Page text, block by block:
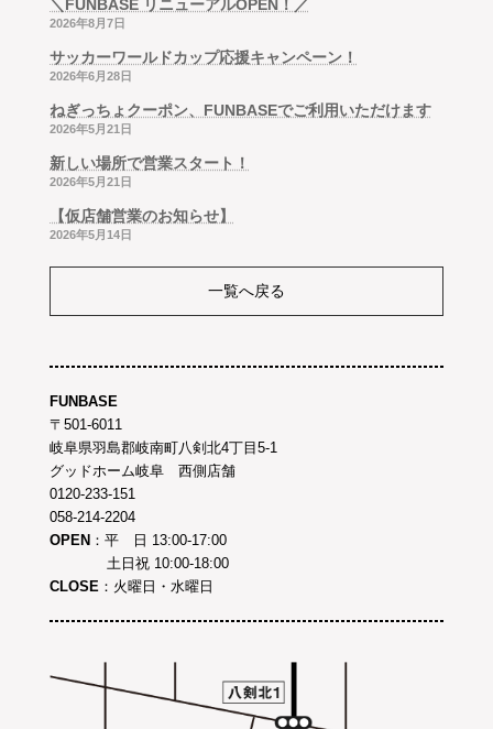
＼FUNBASE リニューアルOPEN！／
2026年8月7日
サッカーワールドカップ応援キャンペーン！
2026年6月28日
ねぎっちょクーポン、FUNBASEでご利用いただけます
2026年5月21日
新しい場所で営業スタート！
2026年5月21日
【仮店舗営業のお知らせ】
2026年5月14日
一覧へ戻る
FUNBASE
〒501-6011
岐阜県羽島郡岐南町八剣北4丁目5-1
グッドホーム岐阜 西側店舗
0120-233-151
058-214-2204
OPEN ：平 日 13:00-17:00
土日祝 10:00-18:00
CLOSE：火曜日・水曜日